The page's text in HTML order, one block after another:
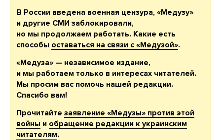
В России введена военная цензура, «Медузу»
и другие СМИ заблокировали,
но мы продолжаем работать. Какие есть
способы оставаться на связи с «Медузой».
«Медуза» — независимое издание,
и мы работаем только в интересах читателей.
Мы просим вас помочь нашей редакции.
Спасибо вам!
Прочитайте заявление «Медузы» против этой
войны и обращение редакции к украинским
читателям.